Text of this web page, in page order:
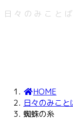
日々のみことば
HOME
日々のみこと
蜘蛛の糸